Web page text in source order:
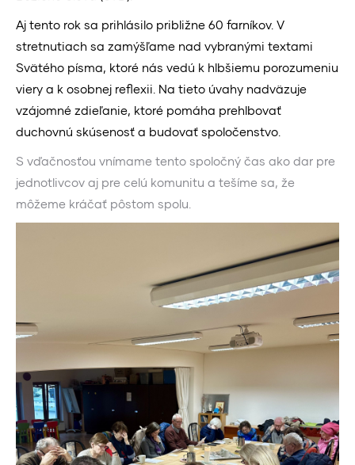
Aj tento rok sa prihlásilo približne 60 farníkov. V
stretnutiach sa zamýšľame nad vybranými textami
Svätého písma, ktoré nás vedú k hlbšiemu porozumeniu
viery a k osobnej reflexii. Na tieto úvahy nadväzuje
vzájomné zdieľanie, ktoré pomáha prehlbovať
duchovnú skúsenosť a budovať spoločenstvo.
S vďačnosťou vnímame tento spoločný čas ako dar pre
jednotlivcov aj pre celú komunitu a tešíme sa, že
môžeme kráčať pôstom spolu.